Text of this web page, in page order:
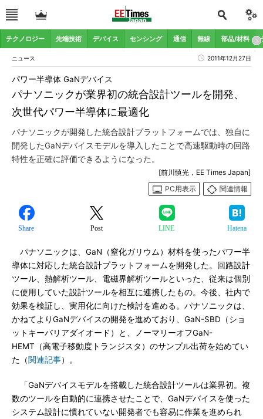
テクノロジー 先端技術 デバイス センシング 通信 無線 部品/材料
ニュース 2011年12月27日
パナソニックが業界初の統合設計ツールを開発、
次世代パワー半導体に最適化
パワー半導体 GaNデバイス
パナソニックが開発した統合設計プラットフォームでは、独自に
開発したGaNデバイスモデルを導入したことで高速駆動時の回路
特性を正確に評価できるようになった。
[前川慎光，EE Times Japan]
PC用表示
関連情報
Share Post LINE Hatena
パナソニックは、GaN（窒化ガリウム）材料を使ったパワー半
導体に対応した統合設計プラットフォームを開発した。回路設計
ツール、熱解析ツール、電磁界解析ツールといった、従来は個別
に使用していた設計ツールを相互に連携したもの。今後、社内で
効果を検証し、実用化に向けた検討を進める。パナソニックは、
かねてよりGaNデバイスの開発を進めており、GaN-SBD（ショ
ットキーバリアダイオード）と、ノーマリーオフGaN-
HEMT（高電子移動度トランジスタ）のサンプル出荷を始めてい
た（関連記事）。
「GaNデバイスモデルを搭載した統合設計ツールは業界初。複
数のツールを自動的に連携させたことで、GaNデバイスを使った
システム設計に慣れていない開発者でも容易に作業を進められ